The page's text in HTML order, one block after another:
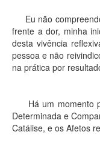
Eu não
frente a dor, minha
desta vivência
pessoa e não
na prática por
Há um momento
Determinada e
Catálise, e os Afetos